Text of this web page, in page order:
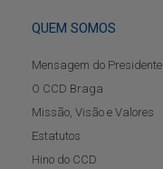
QUEM SOMOS
Mensagem do Presidente
O CCD Braga
Missão, Visão e Valores
Estatutos
Hino do CCD